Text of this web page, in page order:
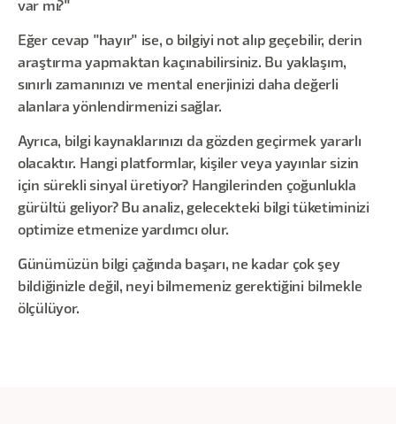
var mı?"
Eğer cevap "hayır" ise, o bilgiyi not alıp geçebilir, derin
araştırma yapmaktan kaçınabilirsiniz. Bu yaklaşım,
sınırlı zamanınızı ve mental enerjinizi daha değerli
alanlara yönlendirmenizi sağlar.
Ayrıca, bilgi kaynaklarınızı da gözden geçirmek yararlı
olacaktır. Hangi platformlar, kişiler veya yayınlar sizin
için sürekli sinyal üretiyor? Hangilerinden çoğunlukla
gürültü geliyor? Bu analiz, gelecekteki bilgi tüketiminizi
optimize etmenize yardımcı olur.
Günümüzün bilgi çağında başarı, ne kadar çok şey
bildiğinizle değil, neyi bilmemeniz gerektiğini bilmekle
ölçülüyor.